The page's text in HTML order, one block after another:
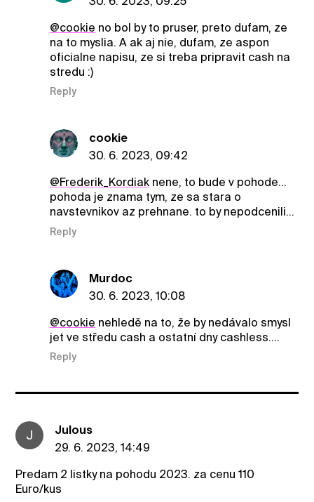
@cookie no bol by to pruser, preto dufam, ze
na to myslia. A ak aj nie, dufam, ze aspon
oficialne napisu, ze si treba pripravit cash na
stredu :)
Reply
cookie
30. 6. 2023, 09:42
@Frederik_Kordiaknene, to bude v pohode...
pohoda je znama tym, ze sa stara o
navstevnikov az prehnane. to by nepodcenili...
Reply
Murdoc
30. 6. 2023, 10:08
@cookie nehledě na to, že by nedávalo smysl
jet ve středu cash a ostatní dny cashless....
Reply
J
Julous
29. 6. 2023, 14:49
Predam 2 listky na pohodu 2023. za cenu 110
Euro/kus